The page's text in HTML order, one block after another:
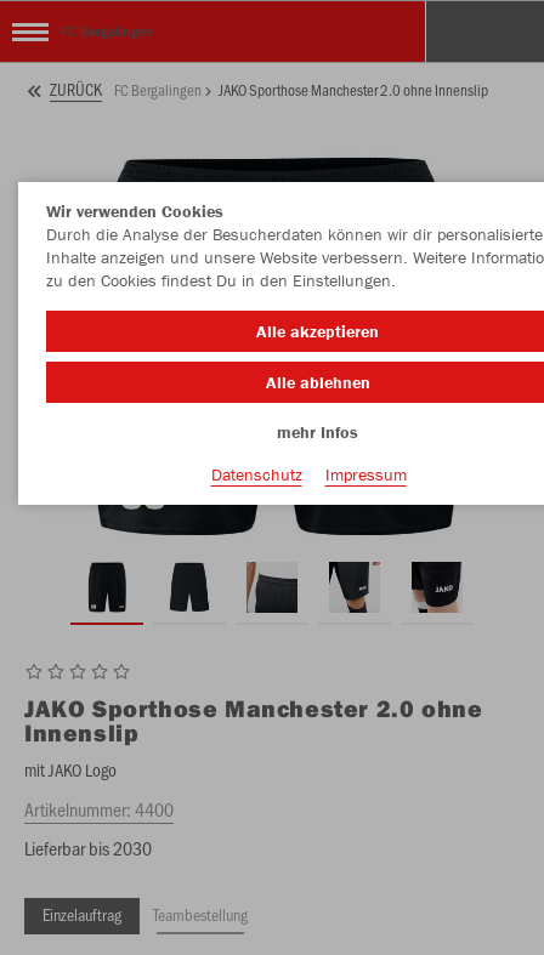
FC Bergalingen
ZURÜCK FC Bergalingen JAKO Sporthose Manchester 2.0 ohne Innenslip
JAKO Sporthose Manchester 2.0 ohne
Innenslip
mit JAKO Logo
Artikelnummer:4400
Lieferbar bis 2030
Einzelauftrag Teambestellung
Wir verwenden Cookies
Durch die Analyse der Besucherdaten können wir dir personalisierte
Inhalte anzeigen und unsere Website verbessern. Weitere
zu den Cookies findest Du in den Einstellungen.
Alle akzeptieren
Alle ablehnen
mehr Infos
Datenschutz
Impressum